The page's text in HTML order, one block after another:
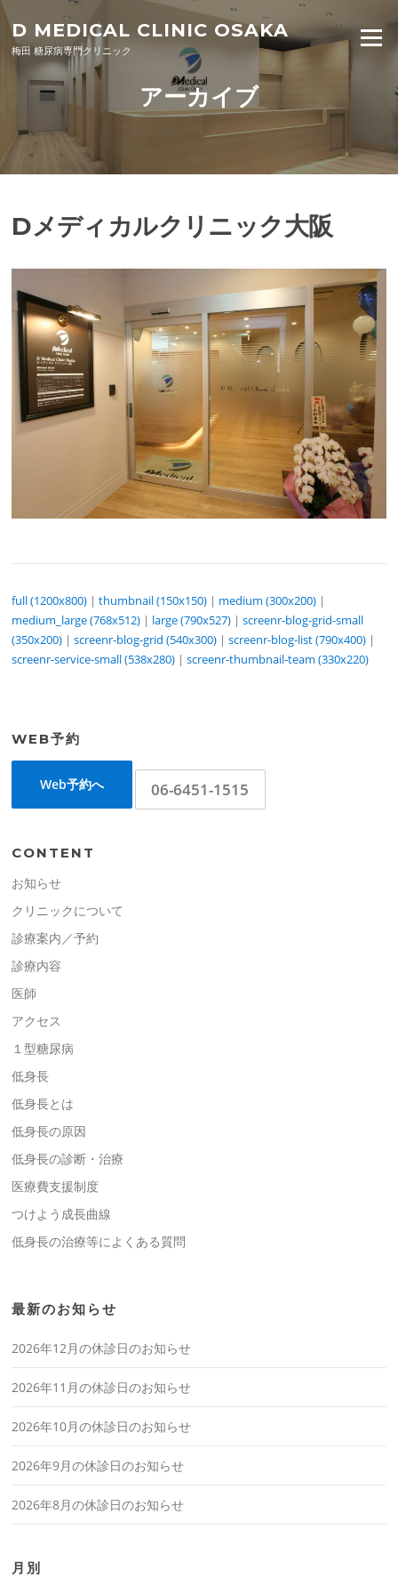
Skip to content
D MEDICAL CLINIC OSAKA
梅田 糖尿病専門クリニック
Menu
アーカイブ
Dメディカルクリニック大阪
full (1200x800) |thumbnail (150x150) | medium (300x200) |
medium_large (768x512) | large (790x527) |screenr-blog-grid-small
(350x200) |screenr-blog-grid (540x300) |screenr-blog-list (790x400) |
screenr-service-small (538x280) |screenr-thumbnail-team (330x220)
WEB予約
Web予約へ 06-6451-1515
CONTENT
お知らせ
クリニックについて
診療案内／予約
診療内容
医師
アクセス
１型糖尿病
低身長
低身長とは
低身長の原因
低身長の診断・治療
医療費支援制度
つけよう成長曲線
低身長の治療等によくある質問
最新のお知らせ
2026年12月の休診日のお知らせ
2026年11月の休診日のお知らせ
2026年10月の休診日のお知らせ
2026年9月の休診日のお知らせ
2026年8月の休診日のお知らせ
月別